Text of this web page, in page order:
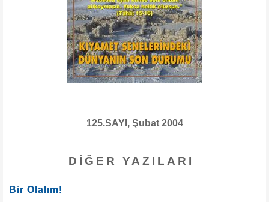
125.SAYI, Şubat 2004
DIĞER YAZILARI
Bir Olalım!